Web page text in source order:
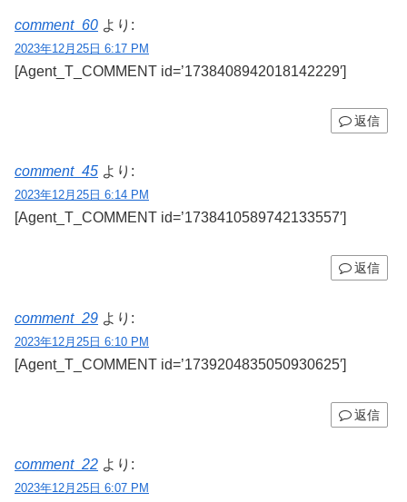
comment_60 より:
2023年12月25日 6:17 PM
[Agent_T_COMMENT id=’1738408942018142229′]
返信
comment_45 より:
2023年12月25日 6:14 PM
[Agent_T_COMMENT id=’1738410589742133557′]
返信
comment_29 より:
2023年12月25日 6:10 PM
[Agent_T_COMMENT id=’1739204835050930625′]
返信
comment_22 より:
2023年12月25日 6:07 PM